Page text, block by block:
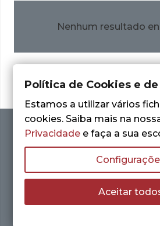
Nenhum resultado
Política de Cookies e
Estamos a utilizar vários
cookies. Saiba mais na
Privacidade e faça a sua
Aceitar